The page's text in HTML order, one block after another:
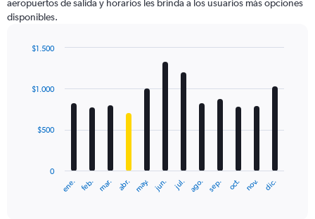
Y
axis
values.
to
aeropuertos de salida y horarios les brinda a los usuarios más opciones
disponibles.
with
12
The
ene. feb. mar. abr. may. jun. jul. ago. sep. oct. nov. dic.
0
$500
$1.000
$1.500